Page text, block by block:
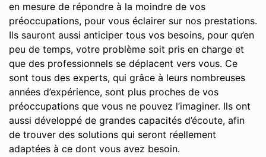
en mesure de répondre à la moindre de vos
préoccupations, pour vous éclairer sur nos prestations.
Ils sauront aussi anticiper tous vos besoins, pour qu’en
peu de temps, votre problème soit pris en charge et
que des professionnels se déplacent vers vous. Ce
sont tous des experts, qui grâce à leurs nombreuses
années d’expérience, sont plus proches de vos
préoccupations que vous ne pouvez l’imaginer. Ils ont
aussi développé de grandes capacités d’écoute, afin
de trouver des solutions qui seront réellement
adaptées à ce dont vous avez besoin.